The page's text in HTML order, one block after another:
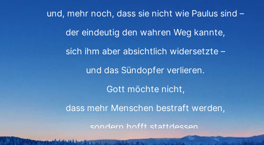
und, mehr noch, dass sie nicht wie Paulus sind –
der eindeutig den wahren Weg kannte,
sich ihm aber absichtlich widersetzte –
und das Sündopfer verlieren.
Gott möchte nicht,
dass mehr Menschen bestraft werden,
sondern hofft stattdessen,